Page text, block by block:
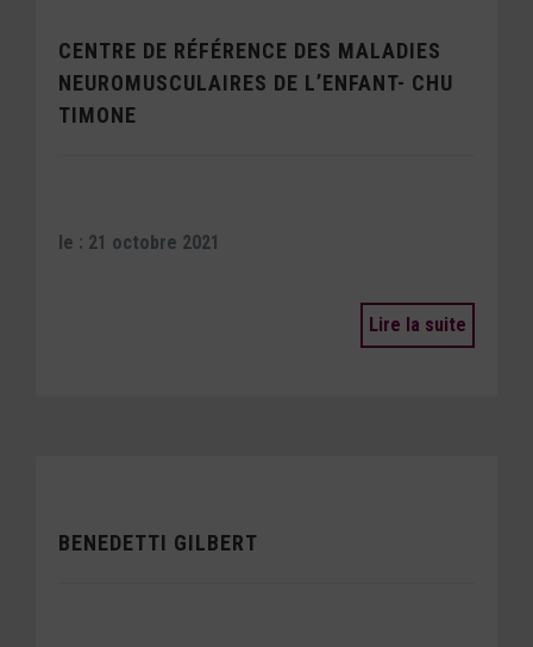
CENTRE DE RÉFÉRENCE DES MALADIES
NEUROMUSCULAIRES DE L’ENFANT- CHU
TIMONE
le : 21 octobre 2021
Lire la suite
BENEDETTI GILBERT